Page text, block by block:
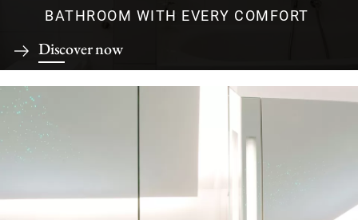
BATHROOM WITH EVERY COMFORT
Discover now